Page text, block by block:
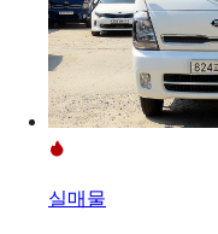
실매물